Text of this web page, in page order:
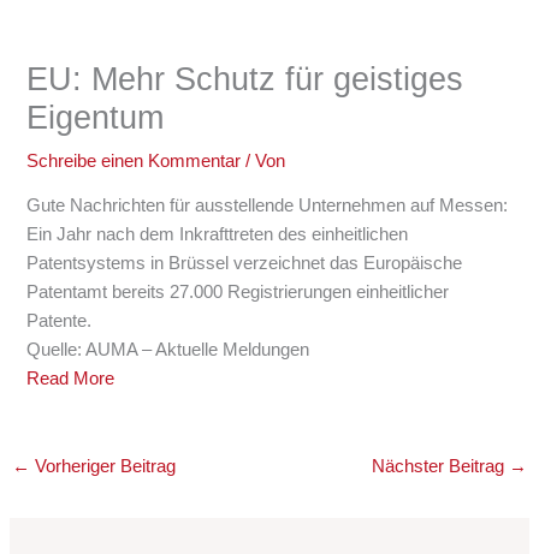
EU: Mehr Schutz für geistiges
Eigentum
Schreibe einen Kommentar / Von
Gute Nachrichten für ausstellende Unternehmen auf Messen:
Ein Jahr nach dem Inkrafttreten des einheitlichen
Patentsystems in Brüssel verzeichnet das Europäische
Patentamt bereits 27.000 Registrierungen einheitlicher
Patente.
Quelle: AUMA – Aktuelle Meldungen
Read More
← Vorheriger Beitrag Nächster Beitrag →